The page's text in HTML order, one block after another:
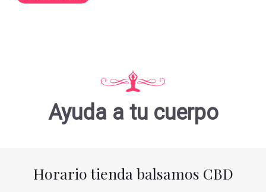
Ayuda a tu cuerpo
Horario tienda balsamos CBD